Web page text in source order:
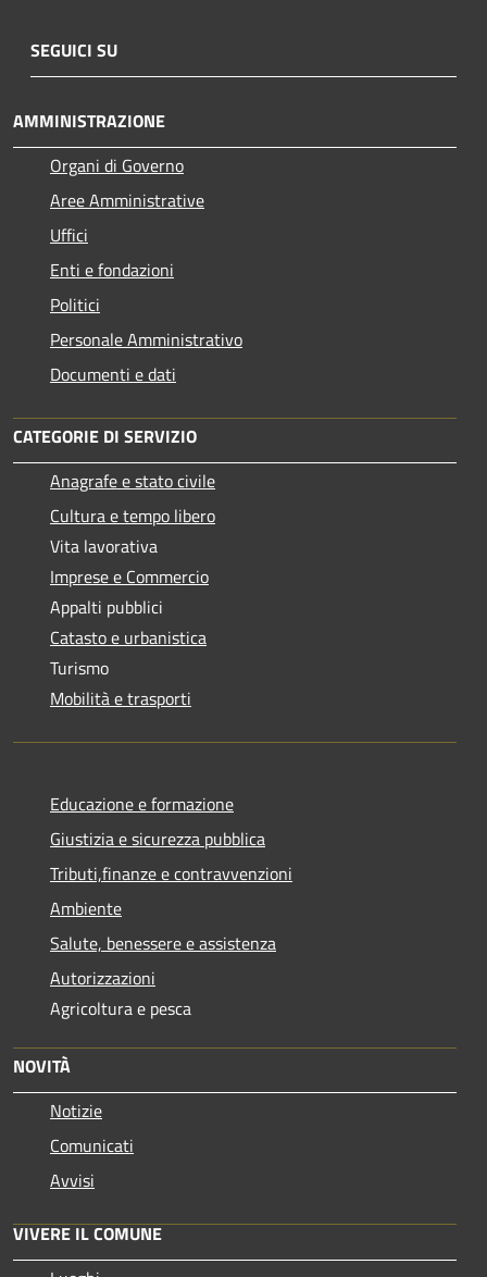
SEGUICI SU
AMMINISTRAZIONE
Organi di Governo
Aree Amministrative
Uffici
Enti e fondazioni
Politici
Personale Amministrativo
Documenti e dati
CATEGORIE DI SERVIZIO
Anagrafe e stato civile
Cultura e tempo libero
Vita lavorativa
Imprese e Commercio
Appalti pubblici
Catasto e urbanistica
Turismo
Mobilità e trasporti
Educazione e formazione
Giustizia e sicurezza pubblica
Tributi,finanze e contravvenzioni
Ambiente
Salute, benessere e assistenza
Autorizzazioni
Agricoltura e pesca
NOVITÀ
Notizie
Comunicati
Avvisi
VIVERE IL COMUNE